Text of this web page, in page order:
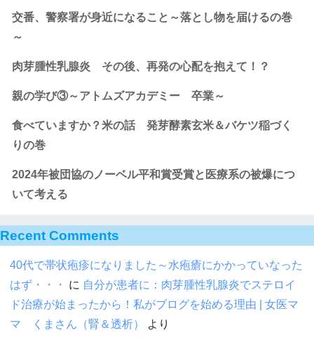
交番、警察署が身近になること～落とし物を届けるの巻
～
肉芽腫性乳腺炎 その後、再発の心配を抱えて！？
親の学び③～アトムズアカデミー 卒業～
食べていますか？米の話 発芽酵素玄米＆バケツ稲づく
りの巻
2024年被団協のノーベル平和賞受賞と医療系の被爆につ
いて考える
Recent Comments
40代で帯状疱疹になりました～水疱瘡にかかっていなった
はず・・・
に 自分が患者に：肉芽腫性乳腺炎でステロイ
ド治療が始まったから！私がブログを始める理由 | 女医マ
マ くまさん（腎＆透析）
より